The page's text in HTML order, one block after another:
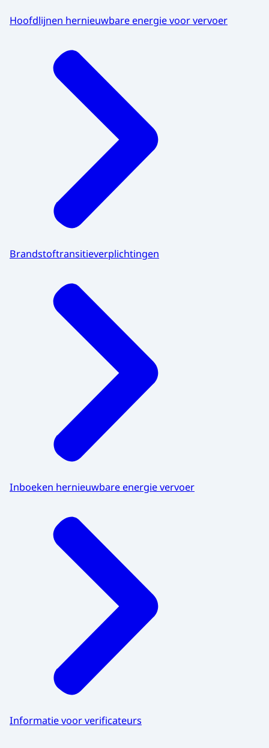
Hoofdlijnen hernieuwbare energie voor vervoer
Brandstoftransitieverplichtingen
Inboeken hernieuwbare energie vervoer
Informatie voor verificateurs